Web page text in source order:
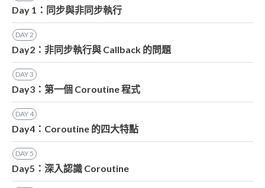
Day 1：同步與非同步執行
DAY2
Day2：非同步執行與 Callback 的問題
DAY3
Day3：第一個 Coroutine 程式
DAY4
Day4：Coroutine 的四大特點
DAY5
Day5：深入認識 Coroutine